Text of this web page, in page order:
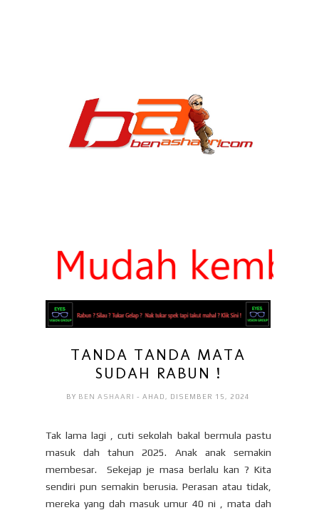
TANDA TANDA MATA
SUDAH RABUN !
BY BEN ASHAARI- AHAD, DISEMBER 15, 2024
Tak lama lagi , cuti sekolah bakal bermula pastu
masuk dah tahun 2025. Anak anak semakin
membesar. Sekejap je masa berlalu kan ? Kita
sendiri pun semakin berusia. Perasan atau tidak,
mereka yang dah masuk umur 40 ni , mata dah